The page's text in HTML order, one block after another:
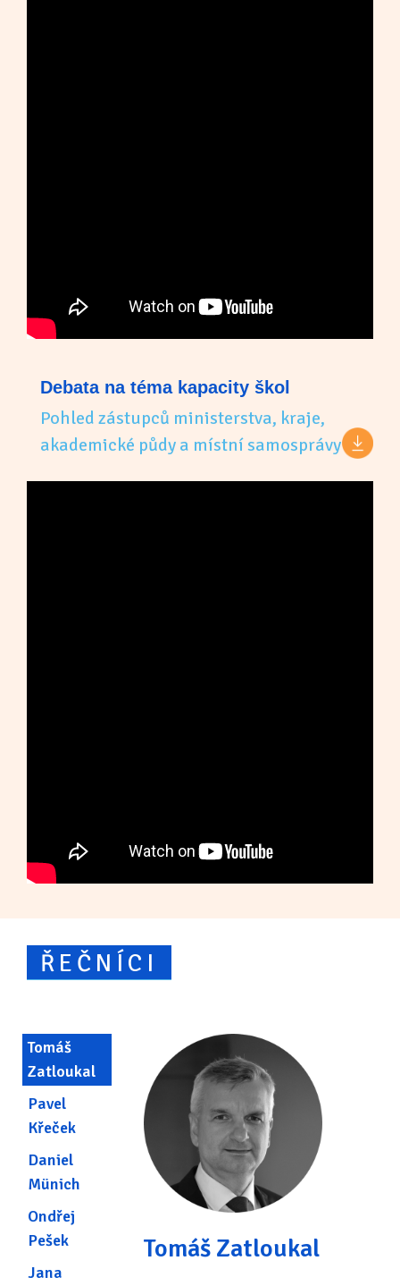
Debata na téma kapacity škol
Pohled zástupců ministerstva, kraje,
akademické půdy a místní samosprávy
ŘEČNÍCI
Tomáš
Zatloukal
Pavel
Křeček
Daniel
Münich
Ondřej
Pešek
Jana
Tomáš Zatloukal